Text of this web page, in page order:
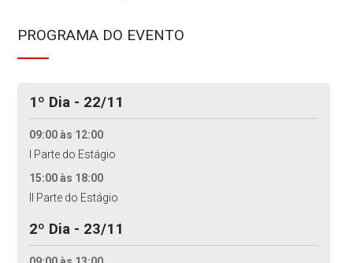
PROGRAMA DO EVENTO
1º Dia - 22/11
09:00 às 12:00
I Parte do Estágio
15:00 às 18:00
II Parte do Estágio
2º Dia - 23/11